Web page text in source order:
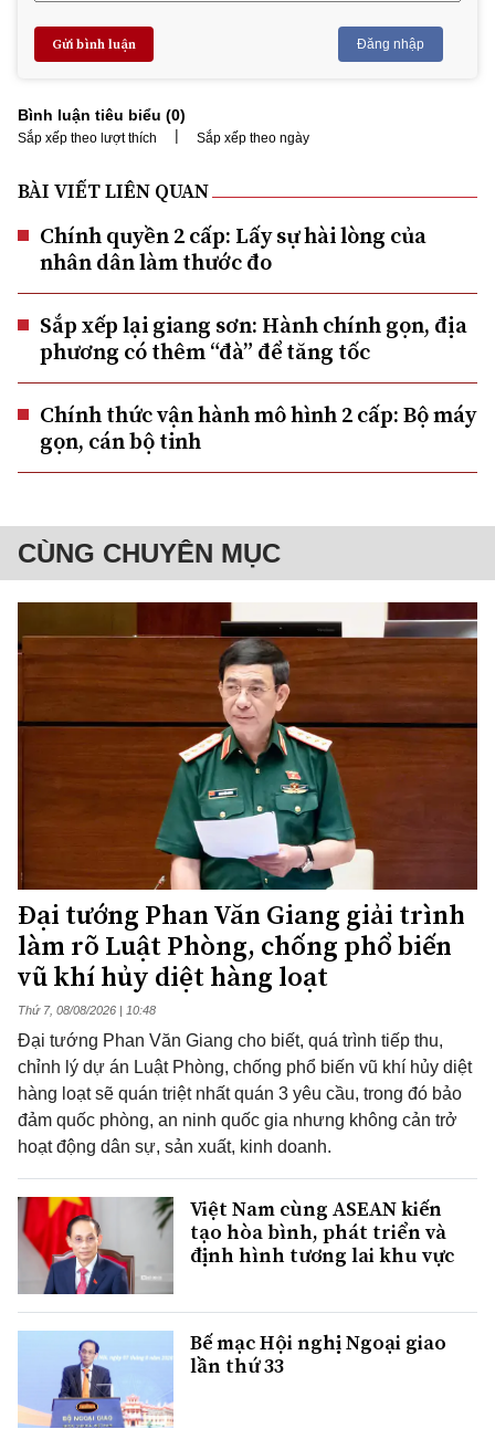
Gửi bình luận Đăng nhập
Bình luận tiêu biểu (0)
Sắp xếp theo lượt thích | Sắp xếp theo ngày
BÀI VIẾT LIÊN QUAN
Chính quyền 2 cấp: Lấy sự hài lòng của
nhân dân làm thước đo
Sắp xếp lại giang sơn: Hành chính gọn, địa
phương có thêm “đà” để tăng tốc
Chính thức vận hành mô hình 2 cấp: Bộ máy
gọn, cán bộ tinh
CÙNG CHUYÊN MỤC
Đại tướng Phan Văn Giang giải trình
làm rõ Luật Phòng, chống phổ biến
vũ khí hủy diệt hàng loạt
Thứ 7, 08/08/2026 | 10:48
Đại tướng Phan Văn Giang cho biết, quá trình tiếp thu,
chỉnh lý dự án Luật Phòng, chống phổ biến vũ khí hủy diệt
hàng loạt sẽ quán triệt nhất quán 3 yêu cầu, trong đó bảo
đảm quốc phòng, an ninh quốc gia nhưng không cản trở
hoạt động dân sự, sản xuất, kinh doanh.
Việt Nam cùng ASEAN kiến
tạo hòa bình, phát triển và
định hình tương lai khu vực
Bế mạc Hội nghị Ngoại giao
lần thứ 33